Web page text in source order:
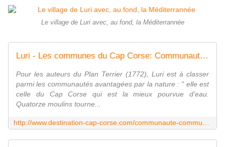
Le village de Luri avec, au fond, la Méditerrannée
Luri - Les communes du Cap Corse: Communauté de communes
Pour les auteurs du Plan Terrier (1772), Luri est à classer
parmi les communautés avantagées par la nature : " elle est
celle du Cap Corse qui est la mieux pourvue d'eau.
Quatorze moulins tourne...